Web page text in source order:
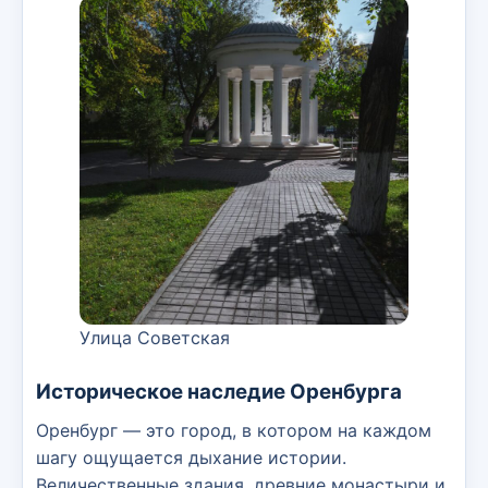
Улица Советская
Историческое наследие Оренбурга
Оренбург — это город, в котором на каждом
шагу ощущается дыхание истории.